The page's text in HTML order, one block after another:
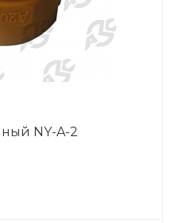
NY-A-2